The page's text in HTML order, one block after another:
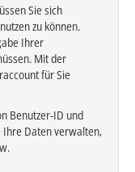
Sie sich
zu können.
Ihrer
Mit der
für Sie
Benutzer-ID und
Ihre Daten verwalten,